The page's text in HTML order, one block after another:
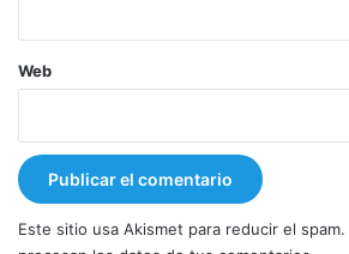
Web
Este sitio usa Akismet para reducir el spam.